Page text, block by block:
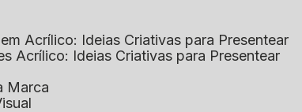
em Acrílico: Ideias Criativas para Presentear
Acrílico: Ideias Criativas para Presentear
Marca